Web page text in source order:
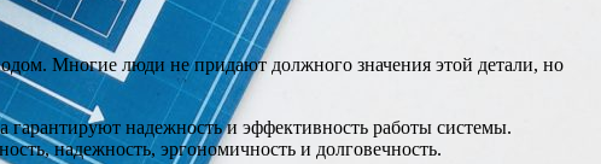
Многие люди не придают должного значения этой детали, но
гарантируют надежность и эффективность работы системы.
надежность, эргономичность и долговечность.